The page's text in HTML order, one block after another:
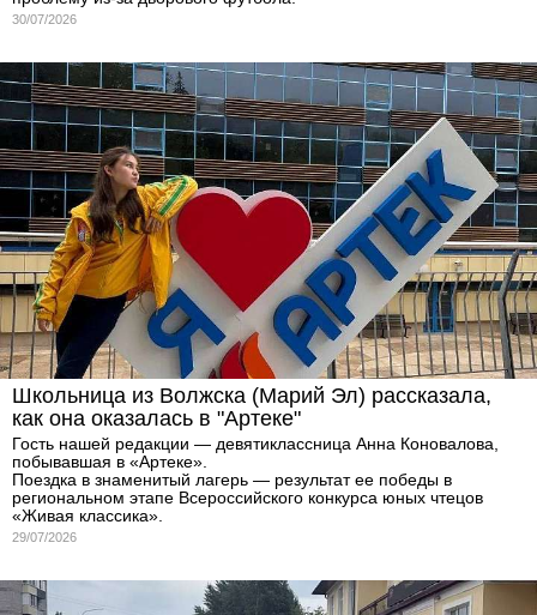
30/07/2026
Школьница из Волжска (Марий Эл) рассказала,
как она оказалась в "Артеке"
Гость нашей редакции — девятиклассница Анна Коновалова,
побывавшая в «Артеке».
Поездка в знаменитый лагерь — результат ее победы в
региональном этапе Всероссийского конкурса юных чтецов
«Живая классика».
29/07/2026